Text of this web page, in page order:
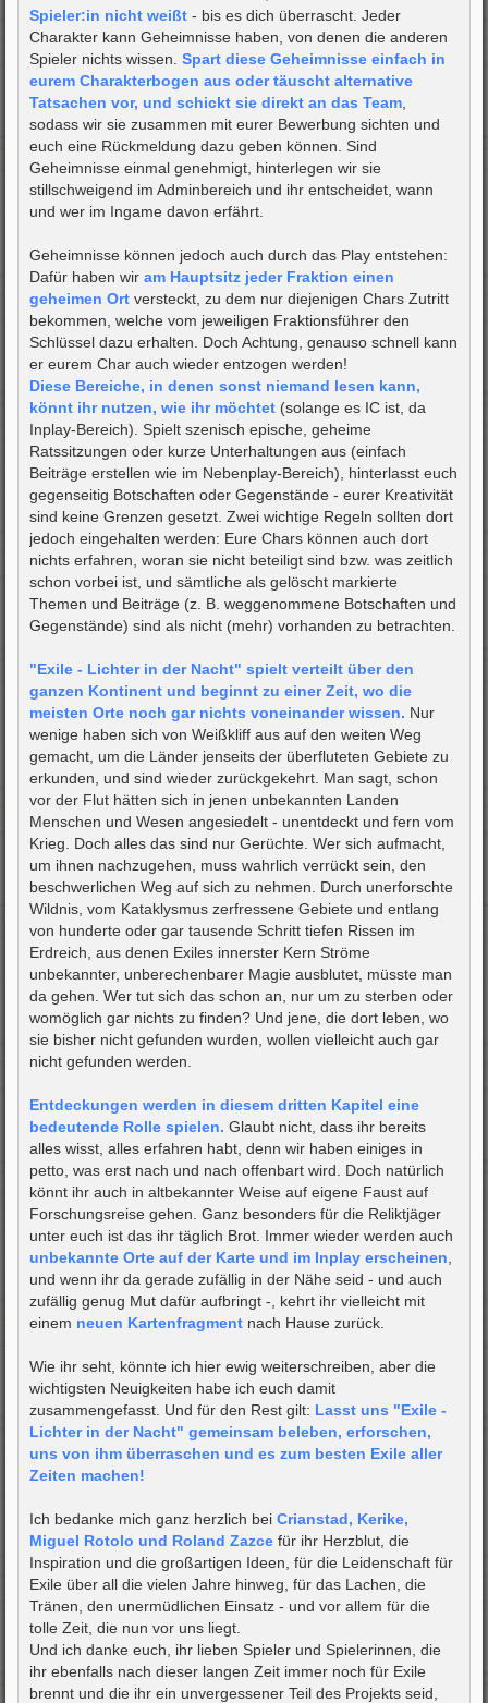
Spieler:in nicht weißt - bis es dich überrascht. Jeder
Charakter kann Geheimnisse haben, von denen die anderen
Spieler nichts wissen. Spart diese Geheimnisse einfach in
eurem Charakterbogen aus oder täuscht alternative
Tatsachen vor, und schickt sie direkt an das Team
sodass wir sie zusammen mit eurer Bewerbung sichten und
euch eine Rückmeldung dazu geben können. Sind
Geheimnisse einmal genehmigt, hinterlegen wir sie
stillschweigend im Adminbereich und ihr entscheidet, wann
und wer im Ingame davon erfährt.
Geheimnisse können jedoch auch durch das Play entstehen:
Dafür haben wir am Hauptsitz jeder Fraktion einen
geheimen Ort versteckt, zu dem nur diejenigen Chars Zutritt
bekommen, welche vom jeweiligen Fraktionsführer den
Schlüssel dazu erhalten. Doch Achtung, genauso schnell kann
er eurem Char auch wieder entzogen werden!
Diese Bereiche, in denen sonst niemand lesen kann,
könnt ihr nutzen, wie ihr möchtet (solange es IC ist, da
Inplay-Bereich). Spielt szenisch epische, geheime
Ratssitzungen oder kurze Unterhaltungen aus (einfach
Beiträge erstellen wie im Nebenplay-Bereich), hinterlasst euch
gegenseitig Botschaften oder Gegenstände - eurer Kreativität
sind keine Grenzen gesetzt. Zwei wichtige Regeln sollten dort
jedoch eingehalten werden: Eure Chars können auch dort
nichts erfahren, woran sie nicht beteiligt sind bzw. was zeitlich
schon vorbei ist, und sämtliche als gelöscht markierte
Themen und Beiträge (z. B. weggenommene Botschaften und
Gegenstände) sind als nicht (mehr) vorhanden zu betrachten.
"Exile - Lichter in der Nacht" spielt verteilt über den
ganzen Kontinent und beginnt zu einer Zeit, wo die
meisten Orte noch gar nichts voneinander wissen. Nur
wenige haben sich von Weißkliff aus auf den weiten Weg
gemacht, um die Länder jenseits der überfluteten Gebiete zu
erkunden, und sind wieder zurückgekehrt. Man sagt, schon
vor der Flut hätten sich in jenen unbekannten Landen
Menschen und Wesen angesiedelt - unentdeckt und fern vom
Krieg. Doch alles das sind nur Gerüchte. Wer sich aufmacht,
um ihnen nachzugehen, muss wahrlich verrückt sein, den
beschwerlichen Weg auf sich zu nehmen. Durch unerforschte
Wildnis, vom Kataklysmus zerfressene Gebiete und entlang
von hunderte oder gar tausende Schritt tiefen Rissen im
Erdreich, aus denen Exiles innerster Kern Ströme
unbekannter, unberechenbarer Magie ausblutet, müsste man
da gehen. Wer tut sich das schon an, nur um zu sterben oder
womöglich gar nichts zu finden? Und jene, die dort leben, wo
sie bisher nicht gefunden wurden, wollen vielleicht auch gar
nicht gefunden werden.
Entdeckungen werden in diesem dritten Kapitel eine
bedeutende Rolle spielen. Glaubt nicht, dass ihr bereits
alles wisst, alles erfahren habt, denn wir haben einiges in
petto, was erst nach und nach offenbart wird. Doch natürlich
könnt ihr auch in altbekannter Weise auf eigene Faust auf
Forschungsreise gehen. Ganz besonders für die Reliktjäger
unter euch ist das ihr täglich Brot. Immer wieder werden auch
unbekannte Orte auf der Karte und im Inplay erscheinen
und wenn ihr da gerade zufällig in der Nähe seid - und auch
zufällig genug Mut dafür aufbringt -, kehrt ihr vielleicht mit
einem neuen Kartenfragment nach Hause zurück.
Wie ihr seht, könnte ich hier ewig weiterschreiben, aber die
wichtigsten Neuigkeiten habe ich euch damit
zusammengefasst. Und für den Rest gilt: Lasst uns "Exile -
Lichter in der Nacht" gemeinsam beleben, erforschen,
uns von ihm überraschen und es zum besten Exile aller
Zeiten machen!
Ich bedanke mich ganz herzlich bei Crianstad, Kerike,
Miguel Rotolo und Roland Zazce für ihr Herzblut, die
Inspiration und die großartigen Ideen, für die Leidenschaft für
Exile über all die vielen Jahre hinweg, für das Lachen, die
Tränen, den unermüdlichen Einsatz - und vor allem für die
tolle Zeit, die nun vor uns liegt.
Und ich danke euch, ihr lieben Spieler und Spielerinnen, die
ihr ebenfalls nach dieser langen Zeit immer noch für Exile
brennt und die ihr ein unvergessener Teil des Projekts seid,